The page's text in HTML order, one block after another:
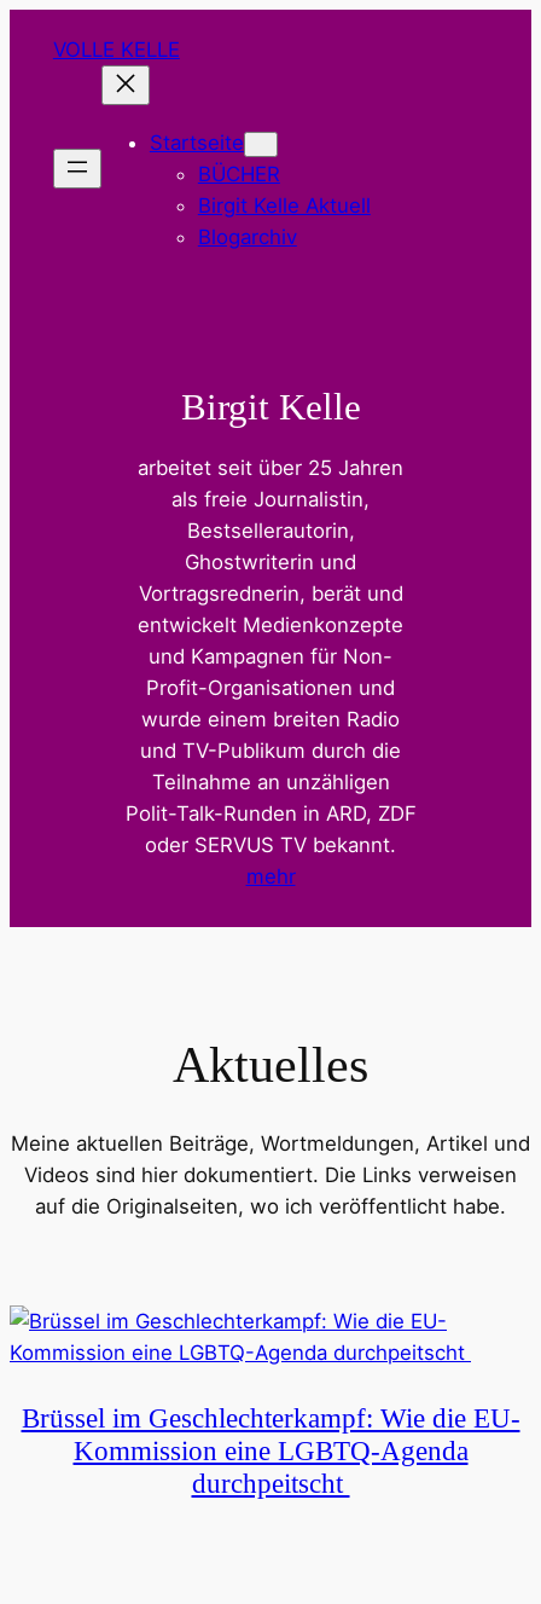
InhaltVOLLE KELLE
Startseite
BÜCHER
Birgit Kelle Aktuell
Blogarchiv
Birgit Kelle
arbeitet seit über 25 Jahren
als freie Journalistin,
Bestsellerautorin,
Ghostwriterin und
Vortragsrednerin, berät und
entwickelt Medienkonzepte
und Kampagnen für Non-
Profit-Organisationen und
wurde einem breiten Radio
und TV-Publikum durch die
Teilnahme an unzähligen
Polit-Talk-Runden in ARD, ZDF
oder SERVUS TV bekannt.
mehr
Aktuelles
Meine aktuellen Beiträge, Wortmeldungen, Artikel und
Videos sind hier dokumentiert. Die Links verweisen
auf die Originalseiten, wo ich veröffentlicht habe.
Brüssel im Geschlechterkampf: Wie die EU-
Kommission eine LGBTQ-Agenda
durchpeitscht